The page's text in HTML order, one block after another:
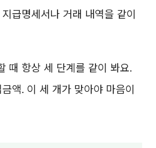
급명세서나 거래 내역을 같이
때 항상 세 단계를 같이 봐요.
액. 이 세 개가 맞아야 마음이